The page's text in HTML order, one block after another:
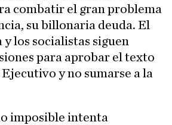
combatir el gran problema
su billonaria deuda. El
los socialistas siguen
para aprobar el texto
y no sumarse a la
imposible intenta